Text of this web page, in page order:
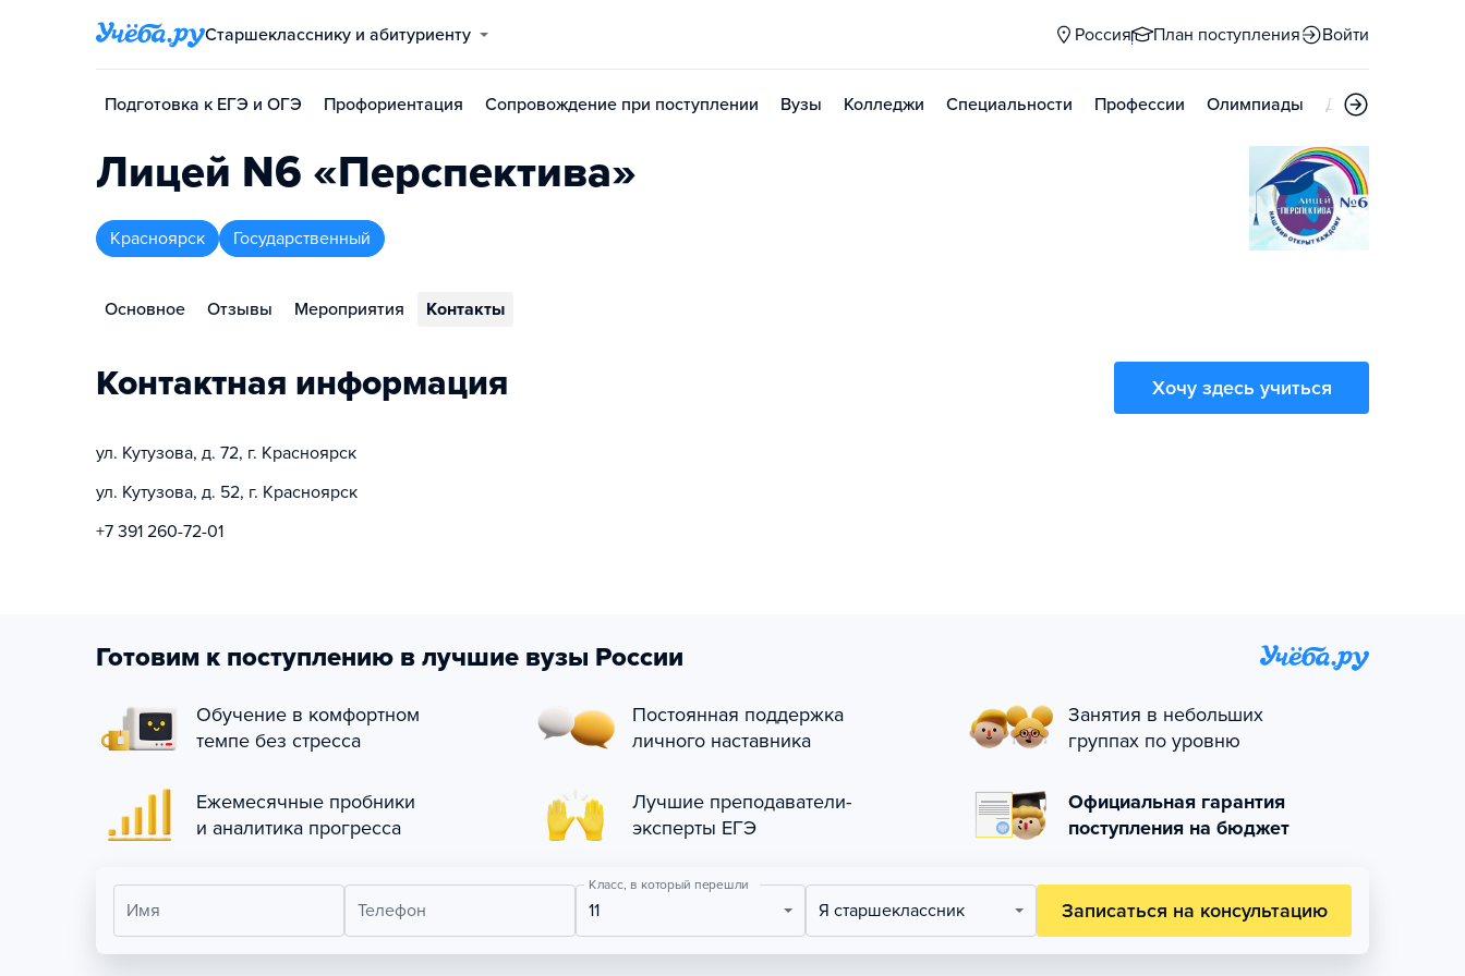
Старшекласснику и абитуриенту Россия План поступления Войти
Подготовка к ЕГЭ и ОГЭ Профориентация Сопровождение при поступлении Вузы Колледжи Специальности Профессии Олимпиады Дни открытых
Лицей N6 «Перспектива»
Красноярск Государственный
Основное Отзывы Мероприятия Контакты
Контактная информация
ул. Кутузова, д. 72, г. Красноярск
ул. Кутузова, д. 52, г. Красноярск
+7 391 260-72-01
Хочу здесь учиться
Готовим к поступлению в лучшие вузы России
Обучение в комфортном
темпе без стресса
Постоянная поддержка
личного наставника
Занятия в небольших
группах по уровню
Ежемесячные пробники
и аналитика прогресса
Лучшие преподаватели-
эксперты ЕГЭ
Официальная гарантия
поступления на бюджет
Имя Телефон
Класс, в который перешли
11 Я старшеклассник Записаться на консультацию